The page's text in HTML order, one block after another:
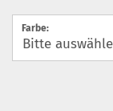
Farbe: